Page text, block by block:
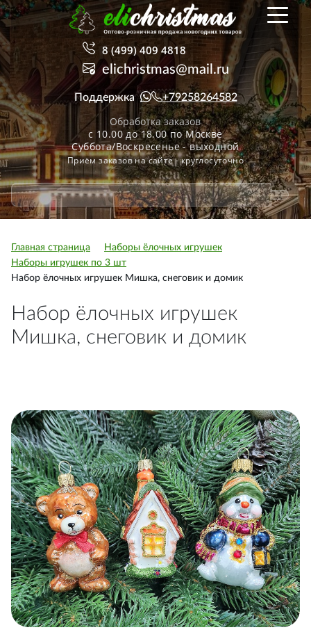
8 (499) 409 4818
elichristmas@mail.ru
Поддержка +79258264582
Обработка заказов
с 10.00 до 18.00 по Москве
Суббота/Воскресенье - выходной
Приём заказов на сайте - круглосуточно
Главная страница
Наборы ёлочных игрушек
Наборы игрушек по 3 шт
Набор ёлочных игрушек Мишка, снеговик и домик
Набор ёлочных игрушек
Мишка, снеговик и домик